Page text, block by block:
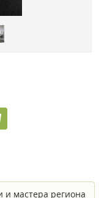
и мастера региона